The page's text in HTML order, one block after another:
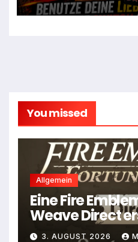
You missed
Allgemein
Eine Fire
Weave Direct
August
3. AUGUST 2026